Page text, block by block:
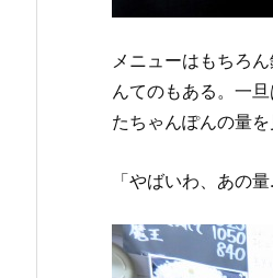
メニューはもちろ
んてのもある。一
たちゃんぽんの量を
「やばいわ、あの